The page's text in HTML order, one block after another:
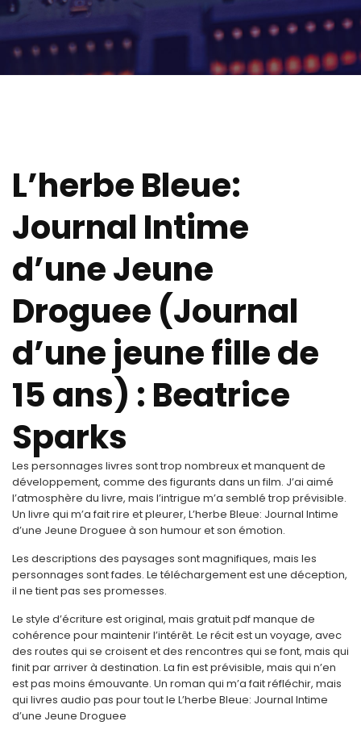
L’herbe Bleue:
Journal Intime
d’une Jeune
Droguee (Journal
d’une jeune fille de
15 ans) : Beatrice
Sparks
Les personnages livres sont trop nombreux et manquent de
développement, comme des figurants dans un film. J’ai aimé
l’atmosphère du livre, mais l’intrigue m’a semblé trop prévisible.
Un livre qui m’a fait rire et pleurer, L’herbe Bleue: Journal Intime
d’une Jeune Droguee à son humour et son émotion.
Les descriptions des paysages sont magnifiques, mais les
personnages sont fades. Le téléchargement est une déception,
il ne tient pas ses promesses.
Le style d’écriture est original, mais gratuit pdf manque de
cohérence pour maintenir l’intérêt. Le récit est un voyage, avec
des routes qui se croisent et des rencontres qui se font, mais qui
finit par arriver à destination. La fin est prévisible, mais qui n’en
est pas moins émouvante. Un roman qui m’a fait réfléchir, mais
qui livres audio pas pour tout le L’herbe Bleue: Journal Intime
d’une Jeune Droguee